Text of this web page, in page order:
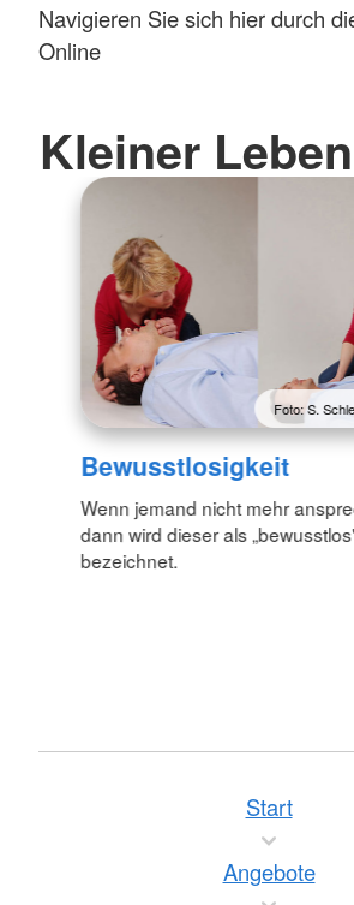
Navigieren Sie sich hier durch
Online
Kleiner
Foto: S.
Bewusstlosigkeit
Wenn jemand nicht mehr
dann wird dieser als
bezeichnet.
Start
Angebote